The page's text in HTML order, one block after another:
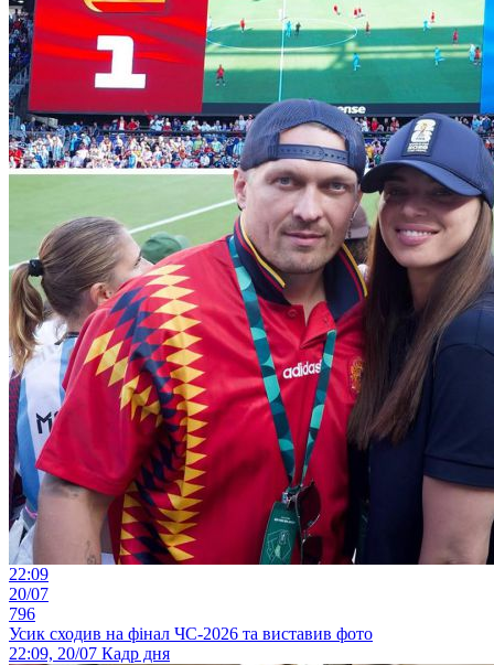
22:09
20/07
796
Усик сходив на фінал ЧС-2026 та виставив фото
22:09, 20/07 Кадр дня